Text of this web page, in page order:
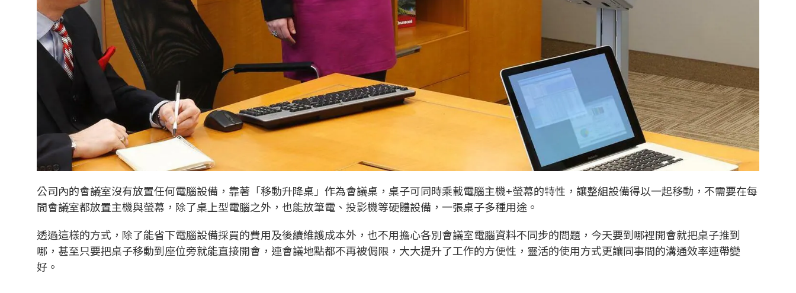
公司內的會議室沒有放置任何電腦設備，靠著「移動升降桌」作為會議桌，桌子可同時乘載電腦主機+螢幕的特性，讓整組設備得以一起移動，不需要在每
間會議室都放置主機與螢幕，除了桌上型電腦之外，也能放筆電、投影機等硬體設備，一張桌子多種用途。
透過這樣的方式，除了能省下電腦設備採買的費用及後續維護成本外，也不用擔心各別會議室電腦資料不同步的問題，今天要到哪裡開會就把桌子推到
哪，甚至只要把桌子移動到座位旁就能直接開會，連會議地點都不再被侷限，大大提升了工作的方便性，靈活的使用方式更讓同事間的溝通效率連帶變
好。